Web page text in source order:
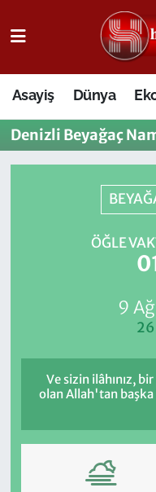
Asayiş Dünya
Denizli Beyağaç
ÖĞLE
9
Ve sizin ilâhınız,
olan Allah'tan
Osmaniye
Osmaniye Hava
Osmaniye Trafik
Süper Lig Puan
Son Dakika
Haber Arşivi